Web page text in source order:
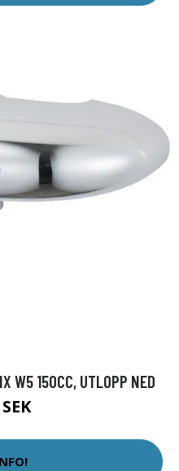
W5 150CC, UTLOPP NED